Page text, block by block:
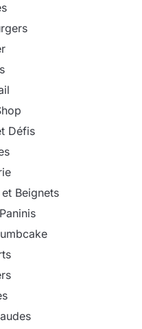
Défis
Beignets